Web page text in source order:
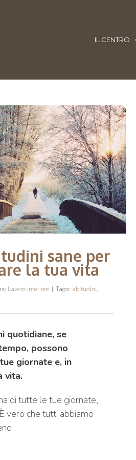
IL CENTRO
sane per
la tua vita
Lavoro interiore | Tags: abitudini,
quotidiane, se
possono
giornate e, in
vita.
di tutte le tue giornate,
vero che tutti abbiamo